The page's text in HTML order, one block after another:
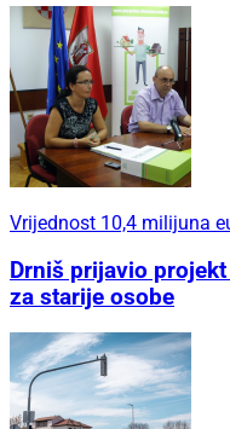
Vrijednost 10,4 milijuna
Drniš prijavio
za starije osobe